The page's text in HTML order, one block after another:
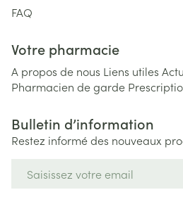
FAQ
Votre pharmacie
A propos de nous Liens utiles
Pharmacien de garde
Bulletin d’information
Restez informé des nouveaux